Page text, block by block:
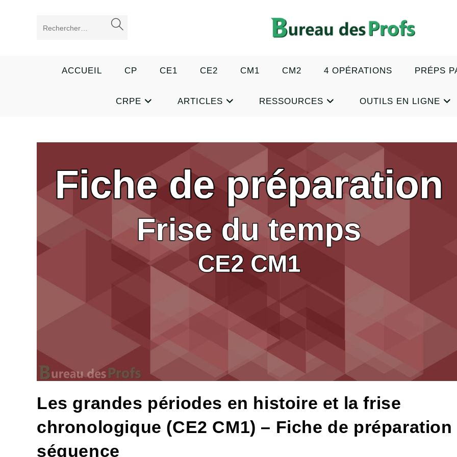
Rechercher
RECHERCHE
ACCUEIL CP CE1 CE2 CM1 CM2 4 OPÉRATIONS PRÉPS
CRPE ARTICLES RESSOURCES OUTILS EN LIGNE
Les grandes périodes en histoire et la frise
chronologique (CE2 CM1) – Fiche de préparation
séquence